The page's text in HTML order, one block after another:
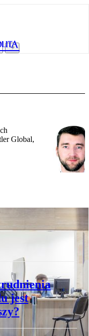
Global,
ma
jest